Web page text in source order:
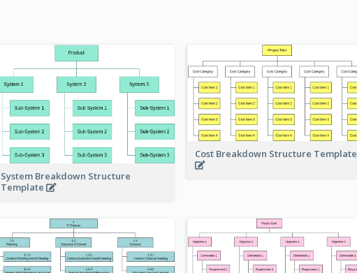
System Breakdown Structure
Template
Cost Breakdown Structure Template